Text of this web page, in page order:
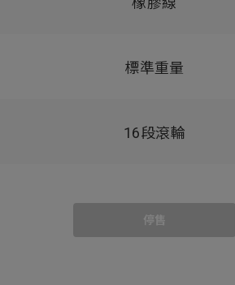
標準重量
16段滾輪
停售